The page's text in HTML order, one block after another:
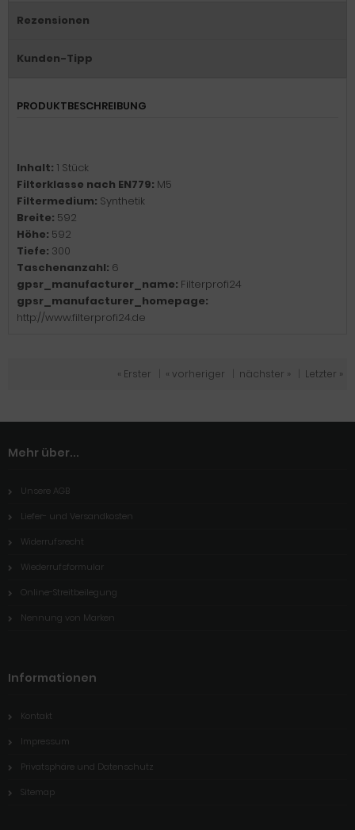
Rezensionen
Kunden-Tipp
PRODUKTBESCHREIBUNG
Inhalt: 1 Stück
Filterklasse nach EN779: M5
Filtermedium: Synthetik
Breite: 592
Höhe: 592
Tiefe: 300
Taschenanzahl: 6
gpsr_manufacturer_name: Filterprofi24
gpsr_manufacturer_homepage:
http://www.filterprofi24.de
« Erster « vorheriger nächster » Letzter »
Mehr über...
Unsere AGB
Liefer- und Versandkosten
Widerrufsrecht
Wiederrufsformular
Online-Streitbeilegung
Nennung von Marken
Informationen
Kontakt
Impressum
Privatsphäre und Datenschutz
Sitemap